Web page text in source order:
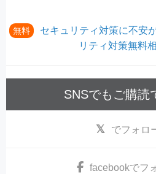
無料
セキュリティ対策に不安
リティ対策無料
SNSでもご購読
でフォロ
facebookでフ